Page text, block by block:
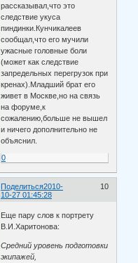
рассказывал,что это
следствие укуса
пиндинки.Кунчикалеев
сообщал,что его мучили
ужасные головные боли
(может как следствие
запредельных перегрузок при
кренах).Младший брат его
живет в Москве,но на связь
на форуме,к
сожалению,больше не вышел
и ничего дополнительно не
объяснил.
0
Поделиться 10
2010-
10-27 01:45:28
Еще пару слов к портрету
В.И.Харитонова:
Средний уровень подготовки
экипажей,